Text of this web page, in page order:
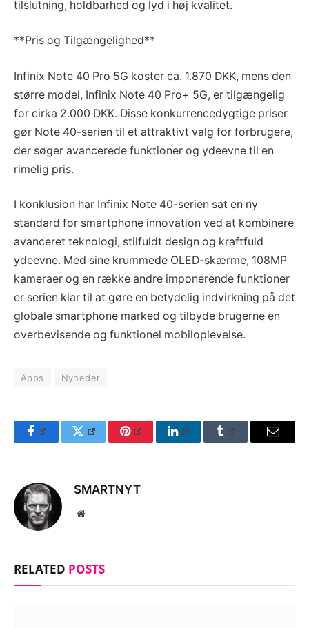
tilslutning, holdbarhed og lyd i høj kvalitet.
**Pris og Tilgængelighed**
Infinix Note 40 Pro 5G koster ca. 1.870 DKK, mens den
større model, Infinix Note 40 Pro+ 5G, er tilgængelig
for cirka 2.000 DKK. Disse konkurrencedygtige priser
gør Note 40-serien til et attraktivt valg for forbrugere,
der søger avancerede funktioner og ydeevne til en
rimelig pris.
I konklusion har Infinix Note 40-serien sat en ny
standard for smartphone innovation ved at kombinere
avanceret teknologi, stilfuldt design og kraftfuld
ydeevne. Med sine krummede OLED-skærme, 108MP
kameraer og en række andre imponerende funktioner
er serien klar til at gøre en betydelig indvirkning på det
globale smartphone marked og tilbyde brugerne en
overbevisende og funktionel mobiloplevelse.
Apps Nyheder
FacebookTwitter Pinterest LinkedInTumblr Email
SMARTNYT
Website
RELATED POSTS